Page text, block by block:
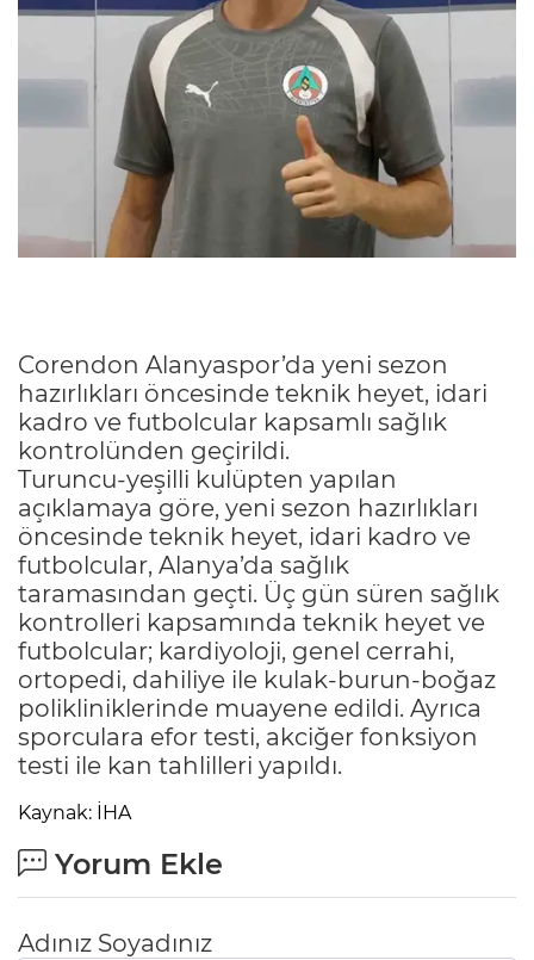
Corendon Alanyaspor’da yeni sezon
hazırlıkları öncesinde teknik heyet, idari
kadro ve futbolcular kapsamlı sağlık
kontrolünden geçirildi.
Turuncu-yeşilli kulüpten yapılan
açıklamaya göre, yeni sezon hazırlıkları
öncesinde teknik heyet, idari kadro ve
futbolcular, Alanya’da sağlık
taramasından geçti. Üç gün süren sağlık
kontrolleri kapsamında teknik heyet ve
futbolcular; kardiyoloji, genel cerrahi,
ortopedi, dahiliye ile kulak-burun-boğaz
polikliniklerinde muayene edildi. Ayrıca
sporculara efor testi, akciğer fonksiyon
testi ile kan tahlilleri yapıldı.
Kaynak: İHA
Yorum Ekle
Adınız Soyadınız